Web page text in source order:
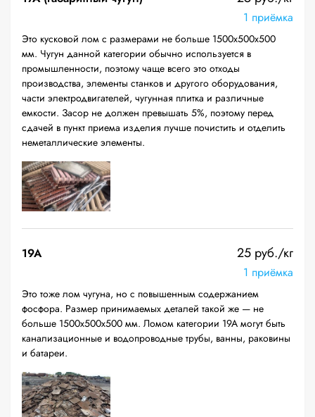
1 приёмка
Это кусковой лом с размерами не больше 1500х500х500
мм. Чугун данной категории обычно используется в
промышленности, поэтому чаще всего это отходы
производства, элементы станков и другого оборудования,
части электродвигателей, чугунная плитка и различные
емкости. Засор не должен превышать 5%, поэтому перед
сдачей в пункт приема изделия лучше почистить и отделить
неметаллические элементы.
19A 25 руб./кг
1 приёмка
Это тоже лом чугуна, но с повышенным содержанием
фосфора. Размер принимаемых деталей такой же — не
больше 1500х500х500 мм. Ломом категории 19А могут быть
канализационные и водопроводные трубы, ванны, раковины
и батареи.